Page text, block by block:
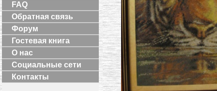
FAQ
Обратная связь
Форум
Гостевая книга
О нас
Социальные сети
Контакты